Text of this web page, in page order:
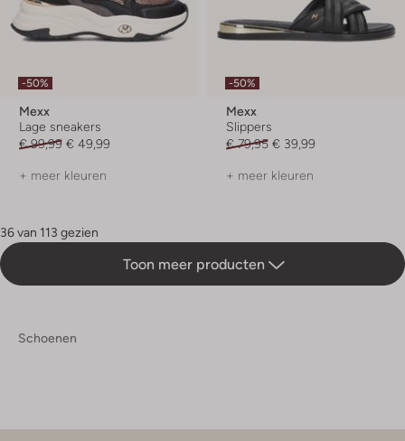
-50%
Mexx
Lage sneakers
€ 99,99 € 49,99
+ meer kleuren
-50%
Mexx
Slippers
€ 79,95 € 39,99
+ meer kleuren
36 van 113 gezien
Toon meer producten
Schoenen